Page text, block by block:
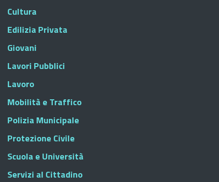
Cultura
Edilizia Privata
Giovani
Lavori Pubblici
Lavoro
Mobilità e Traffico
Polizia Municipale
Protezione Civile
Scuola e Università
Servizi al Cittadino